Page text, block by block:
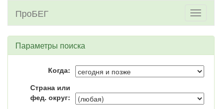
Toggle
ПроБЕГ
Параметры поиска
Когда:
Страна или
фед. округ: